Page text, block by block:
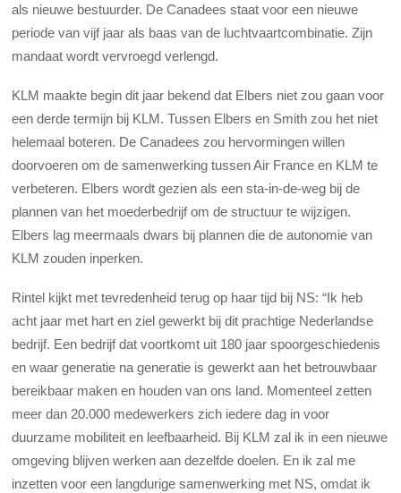
als nieuwe bestuurder. De Canadees staat voor een nieuwe
periode van vijf jaar als baas van de luchtvaartcombinatie. Zijn
mandaat wordt vervroegd verlengd.
KLM maakte begin dit jaar bekend dat Elbers niet zou gaan voor
een derde termijn bij KLM. Tussen Elbers en Smith zou het niet
helemaal boteren. De Canadees zou hervormingen willen
doorvoeren om de samenwerking tussen Air France en KLM te
verbeteren. Elbers wordt gezien als een sta-in-de-weg bij de
plannen van het moederbedrijf om de structuur te wijzigen.
Elbers lag meermaals dwars bij plannen die de autonomie van
KLM zouden inperken.
Rintel kijkt met tevredenheid terug op haar tijd bij NS: “Ik heb
acht jaar met hart en ziel gewerkt bij dit prachtige Nederlandse
bedrijf. Een bedrijf dat voortkomt uit 180 jaar spoorgeschiedenis
en waar generatie na generatie is gewerkt aan het betrouwbaar
bereikbaar maken en houden van ons land. Momenteel zetten
meer dan 20.000 medewerkers zich iedere dag in voor
duurzame mobiliteit en leefbaarheid. Bij KLM zal ik in een nieuwe
omgeving blijven werken aan dezelfde doelen. En ik zal me
inzetten voor een langdurige samenwerking met NS, omdat ik